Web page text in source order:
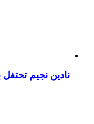
نادين نجيم